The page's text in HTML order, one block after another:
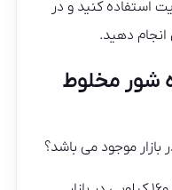
استفاده کنید و در
انجام دهید.
شور مخلوط
موجود می باشد؟